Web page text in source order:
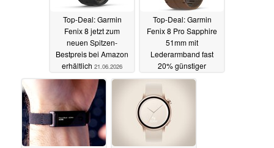
Top-Deal: Garmin
Fenix 8 jetzt zum
neuen Spitzen-
Bestpreis bei Amazon
erhältlich 21.06.2026
Top-Deal: Garmin
Fenix 8 Pro Sapphire
51mm mit
Lederarmband fast
20% günstiger
19.06.2026